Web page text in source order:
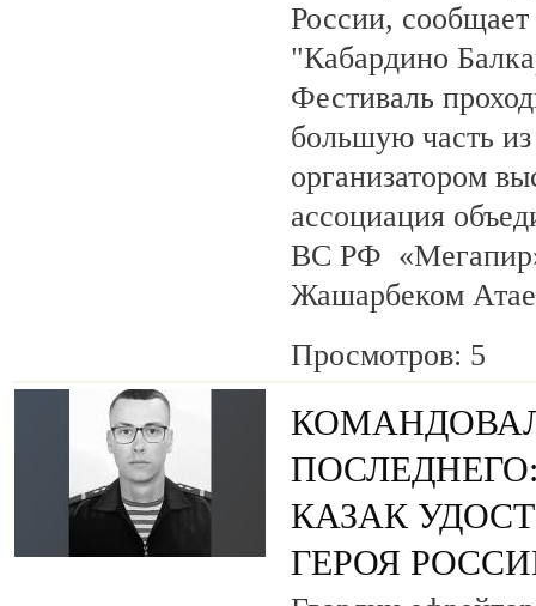
России,
"Кабардино
Фестиваль
большую часть
организатором
ассоциация
ВС РФ «Мегапир»
Жашарбеком
Просмотров: 5
КАЗАК
ГЕРОЯ